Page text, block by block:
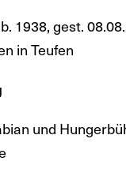
1938, gest.
in Teufen
und